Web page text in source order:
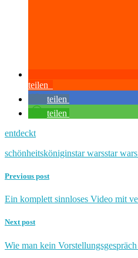
teilen
teilen
teilen
entdeckt
schönheitsköniginstar warsstar
Previous post
Ein komplett sinnloses Video mit
Next post
Wie man kein